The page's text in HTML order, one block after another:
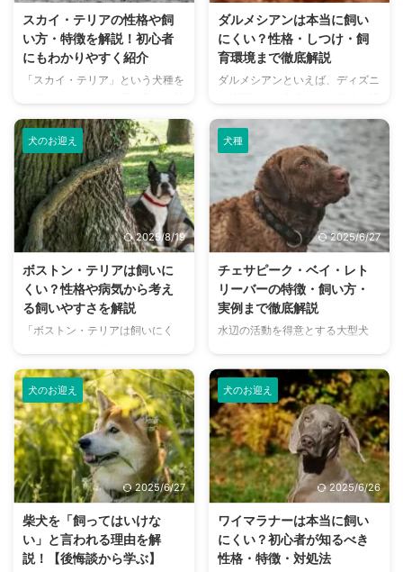
法による価格の違い、意外と見落
としがちな継続的コストまで、初
心者にもわかりやすくまとめてい
ます。 この記事の結論 犬の値段
数の要因で決まる 人気や希少性
に ...
パグが「飼ってはいけない」と言
われる理由を深掘りし、その誤解
を解きながら、パグと飼い主さん
が心から幸せに暮らすための具体
的な方法を徹底的に解説します。
をすることで、彼らがいかに素 ...
スカイ・テリアの性格や飼
い方・特徴を解説！初心者
にもわかりやすく紹介
「スカイ・テリア」という犬種を
毛と短い足が特徴的で、見た目の
愛らしさとは裏腹に、勇敢で忠誠
心の強い性格を持つ犬種です。
本記事では、スカイ・テリアの基
本情報から、性格、飼育のポイン
ト、寿命や病気など、飼い主にな
る前に知っておきたい情報をわか
りやすくまとめています。 スカ
いる方は、ぜひ最後までご覧くだ
さい。 この記事の結論 スカイ・
テリアは忠実で勇敢な性格を持
ち、家庭犬にも適している犬種
かるため、飼育には根気と知識が
...
ダルメシアンは本当に飼い
にくい？性格・しつけ・飼
育環境まで徹底解説
ダルメシアンといえば、ディズニ
様とスタイリッシュな体型が魅力
の犬種。 しかし一方で「飼いに
くい犬」といった印象を持つ人も
多く、飼育に不安を感じる方も少
なくありません。 実際にどのよ
うな点が飼いにくさにつながるの
か、性格や運動量、しつけの難易
度などを総合的に解説します。
ている家庭環境や注意点も紹介
し、後悔しない選択ができるよう
情報を網羅してお届けします。
この記事の結論 ダルメシアンは
必要 しつけには信頼関係と一貫
し ...
犬のお迎え
2025/8/19
ボストン・テリアは飼いに
くい？性格や病気から考え
る飼いやすさを解説
「ボストン・テリアは飼いにく
そうなのか気になっていません
か？愛らしい表情と陽気な性格で
人気のボストン・テリアですが、
飼育にはいくつかのポイントがあ
ります。 この記事では、ボスト
ン・テリアとの暮らしを考えてい
るあなたが、彼らの特性を深く理
解し、より楽しく、後悔なく生活
ます。 性格、しつけ、運動、
日々のケア、健康管理、そして気
になる飼育費用まで、ボストン・
犬種
2025/6/27
チェサピーク・ベイ・レト
リーバーの特徴・飼い方・
実例まで徹底解説
水辺の活動を得意とする大型犬
バー」は、アメリカ原産の珍しい
レトリーバー犬種です。 高い知
性と体力を兼ね備え、家庭犬とし
ても優秀でありながら、日本では
まだあまり知られていません。
本記事では、チェサピーク・ベ
イ・レトリーバーの特徴や性格、
しつけ・飼育方法から、初心者が
く解説します。 この記事の結論
チェサピーク・ベイ・レトリーバ
ーは水猟に特化したアメリカ原産
犬のお迎え
2025/6/27
柴犬を「飼ってはいけな
い」と言われる理由を解
説！【後悔談から学ぶ】
犬のお迎え
2025/6/26
ワイマラナーは本当に飼い
にくい？初心者が知るべき
性格・特徴・対処法